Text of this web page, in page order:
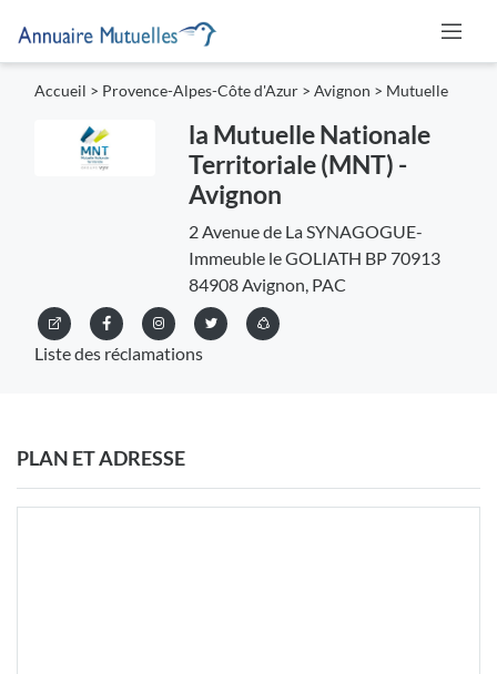
Accueil > Provence-Alpes-Côte d'Azur > Avignon > Mutuelle
la Mutuelle Nationale
Territoriale (MNT) -
Avignon
2 Avenue de La SYNAGOGUE-
Immeuble le GOLIATH BP 70913
84908 Avignon, PAC
Liste des réclamations
PLAN ET ADRESSE